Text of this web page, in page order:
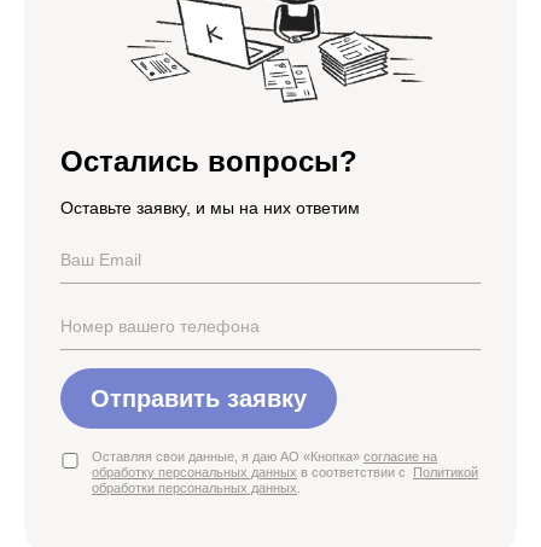
Остались вопросы?
Оставьте заявку, и мы на них ответим
Отправить заявку
Оставляя свои данные, я даю АО «Кнопка» согласие на
обработку персональных данных в соответствии с Политикой
обработки персональных данных